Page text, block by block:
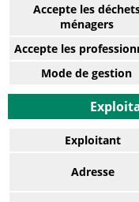
Accepte les
ménagers
Accepte les
Mode de gestion
Exploitant
Adresse